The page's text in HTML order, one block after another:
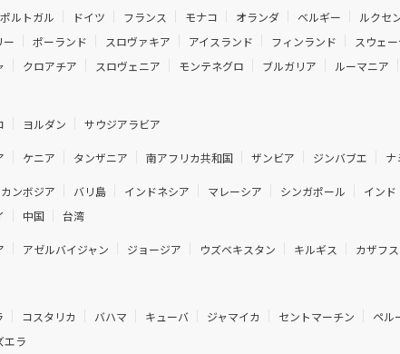
ポルトガル ドイツ フランス モナコ オランダ ベルギー
ルクセ
ー ポーランド スロヴァキア アイスランド フィンランド
スウェ
クロアチア スロヴェニア モンテネグロ ブルガリア
ルーマニア
ヨルダン サウジアラビア
ケニア タンザニア 南アフリカ共和国 ザンビア ジンバブエ ナ
カンボジア バリ島 インドネシア マレーシア シンガポール
インド
中国 台湾
アゼルバイジャン ジョージア ウズベキスタン キルギス カザフ
コスタリカ バハマ キューバ ジャマイカ セントマーチン
ペル
エラ